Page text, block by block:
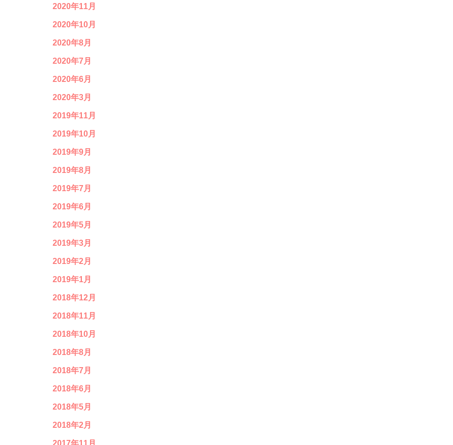
2020年11月
2020年10月
2020年8月
2020年7月
2020年6月
2020年3月
2019年11月
2019年10月
2019年9月
2019年8月
2019年7月
2019年6月
2019年5月
2019年3月
2019年2月
2019年1月
2018年12月
2018年11月
2018年10月
2018年8月
2018年7月
2018年6月
2018年5月
2018年2月
2017年11月